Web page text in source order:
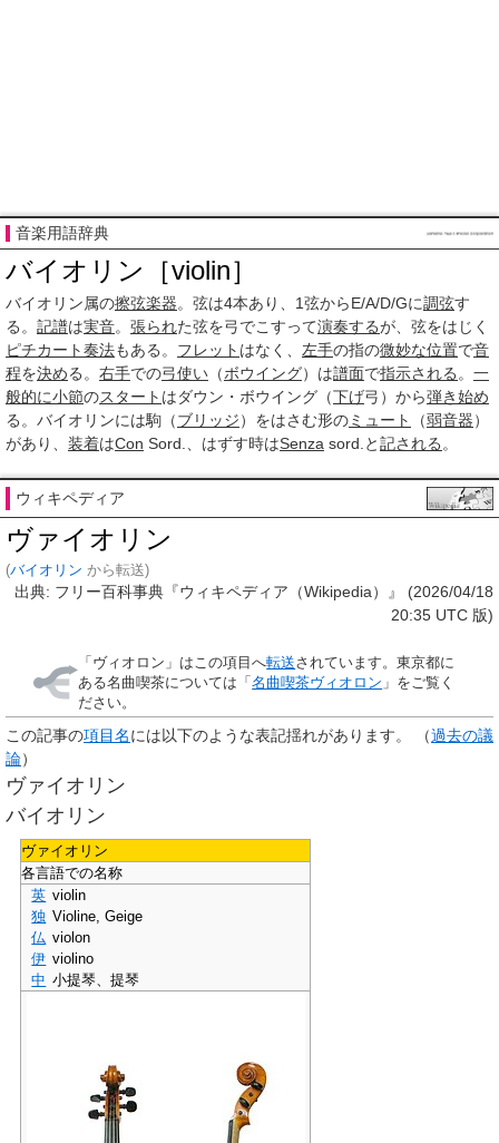
音楽用語辞典
バイオリン［violin］
バイオリン属の擦弦楽器。弦は4本あり、1弦からE/A/D/Gに調弦す
る。 記譜は実音。 張られた弦を弓でこすって演奏するが、弦をはじく
ピチカート奏法もある。 フレット はなく、 左手の指の微妙な位置で音
程を決める。 右手での弓使い （ボウイング）は譜面で指示される 。 一
般的に小節のスタート はダウン・ボウイング（下げ弓）から弾き始め
る。バイオリンには駒（ブリッジ）をはさむ形のミュート （弱音器）
があり、 装着はCon Sord.、はずす時はSenza sord.と記される 。
ウィキペディア
ヴァイオリン
(バイオリン から転送)
出典: フリー百科事典『ウィキペディア（Wikipedia）』 (2026/04/18
20:35 UTC 版)
「 ヴィオロン 」はこの項目へ転送されています。東京都に
ある名曲喫茶については「名曲喫茶ヴィオロン 」をご覧く
ださい。
この記事の項目名には以下のような表記揺れがあります。 （過去の議
論）
ヴァイオリン
バイオリン
ヴァイオリン
各言語での名称
英 violin
独 Violine, Geige
仏 violon
伊 violino
中 小提琴、提琴